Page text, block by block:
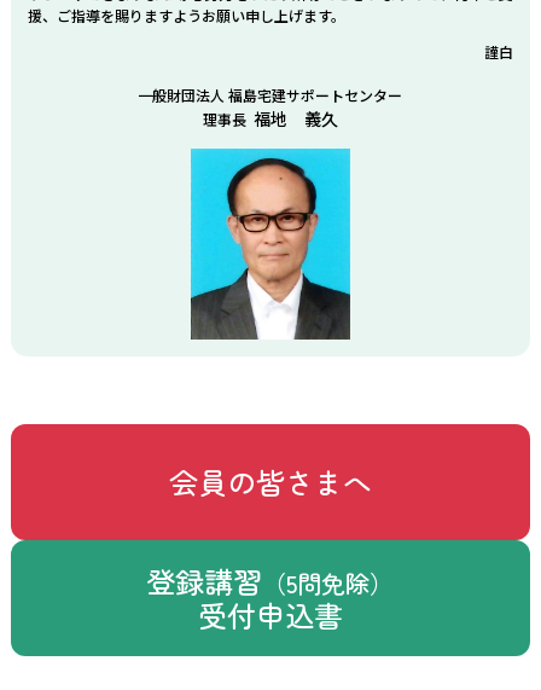
援、ご指導を賜りますようお願い申し上げます。
謹白
一般財団法人 福島宅建サポートセンター
理事長 福地 義久
会員の皆さまへ
登録講習 （5問免除）
受付申込書